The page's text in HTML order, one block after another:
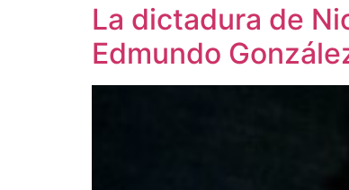
La dictadura de
Edmundo